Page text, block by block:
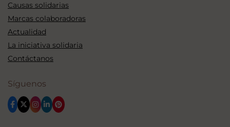
Causas solidarias
Marcas colaboradoras
Actualidad
La iniciativa solidaria
Contáctanos
Síguenos